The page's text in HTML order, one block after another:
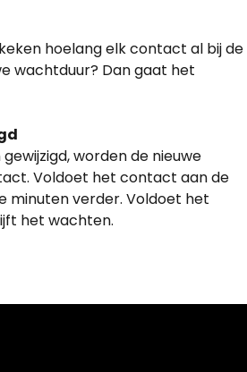
hoelang elk contact al bij de
wachtduur? Dan gaat het
worden de nieuwe
Voldoet het contact aan de
minuten verder. Voldoet het
het wachten.